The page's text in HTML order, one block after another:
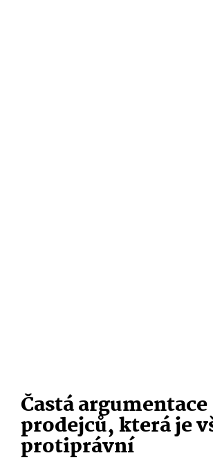
Častá argumentace
prodejců, která je
protiprávní